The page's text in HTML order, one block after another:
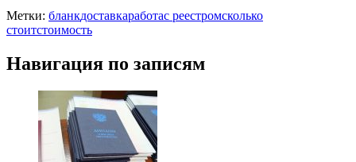
Метки: бланкдоставкаработас реестромсколько
стоитстоимость
Навигация по записям